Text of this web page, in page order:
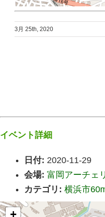
3月 25th, 2020
イベント詳細
日付: 2020-11-29
会場: 富岡アーチェ
カテゴリ: 横浜市
+